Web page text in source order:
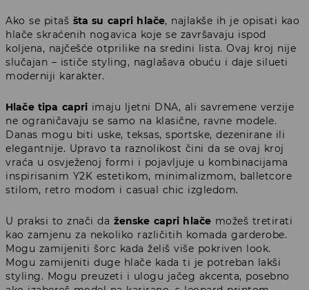
Ako se pitaš šta su capri hlače, najlakše ih je opisati kao
hlače skraćenih nogavica koje se završavaju ispod
koljena, najčešće otprilike na sredini lista. Ovaj kroj nije
slučajan – ističe styling, naglašava obuću i daje silueti
moderniji karakter.
Hlače tipa capri imaju ljetni DNA, ali savremene verzije
ne ograničavaju se samo na klasične, ravne modele.
Danas mogu biti uske, teksas, sportske, dezenirane ili
elegantnije. Upravo ta raznolikost čini da se ovaj kroj
vraća u osvježenoj formi i pojavljuje u kombinacijama
inspirisanim Y2K estetikom, minimalizmom, balletcore
stilom, retro modom i casual chic izgledom.
U praksi to znači da ženske capri hlače možeš tretirati
kao zamjenu za nekoliko različitih komada garderobe.
Mogu zamijeniti šorc kada želiš više pokriven look.
Mogu zamijeniti duge hlače kada ti je potreban lakši
styling. Mogu preuzeti i ulogu jačeg akcenta, posebno